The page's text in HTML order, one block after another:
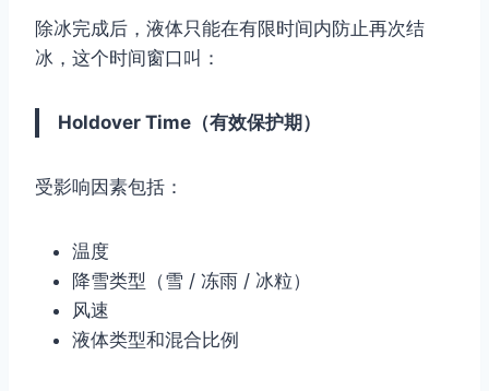
除冰完成后，液体只能在有限时间内防止再次结
冰，这个时间窗口叫：
Holdover Time（有效保护期）
受影响因素包括：
温度
降雪类型（雪 / 冻雨 / 冰粒）
风速
液体类型和混合比例